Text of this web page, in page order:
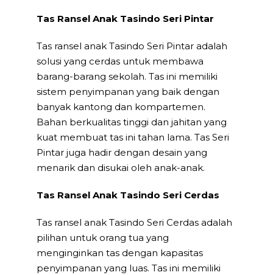
Tas Ransel Anak Tasindo Seri Pintar
Tas ransel anak Tasindo Seri Pintar adalah
solusi yang cerdas untuk membawa
barang-barang sekolah. Tas ini memiliki
sistem penyimpanan yang baik dengan
banyak kantong dan kompartemen.
Bahan berkualitas tinggi dan jahitan yang
kuat membuat tas ini tahan lama. Tas Seri
Pintar juga hadir dengan desain yang
menarik dan disukai oleh anak-anak.
Tas Ransel Anak Tasindo Seri Cerdas
Tas ransel anak Tasindo Seri Cerdas adalah
pilihan untuk orang tua yang
menginginkan tas dengan kapasitas
penyimpanan yang luas. Tas ini memiliki